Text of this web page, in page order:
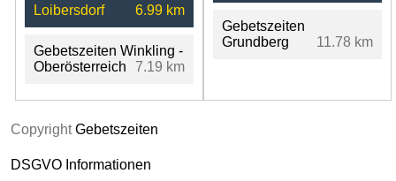
Loibersdorf
6.99 km
Gebetszeiten Winkling -
Oberösterreich
7.19 km
Gebetszeiten
Grundberg
11.78 km
CopyrightGebetszeiten
DSGVO Informationen